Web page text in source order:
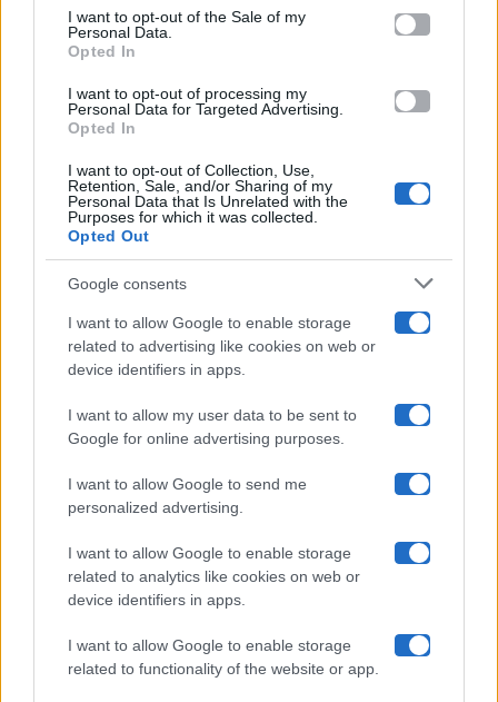
services and may gather and store information including but
not limited to your visit or usage behaviour. You may click to
grant or deny consent to Google and its third-party tags to
consent section.
I want to opt-out of the Sale of my
Personal Data.
Opted In
I want to opt-out of processing my
Personal Data for Targeted Advertising.
Opted In
I want to opt-out of Collection, Use,
Retention, Sale, and/or Sharing of my
Personal Data that Is Unrelated with the
Purposes for which it was collected.
Opted Out
Google consents
I want to allow Google to enable storage
related to advertising like cookies on web or
device identifiers in apps.
I want to allow my user data to be sent to
Google for online advertising purposes.
I want to allow Google to send me
personalized advertising.
I want to allow Google to enable storage
related to analytics like cookies on web or
device identifiers in apps.
I want to allow Google to enable storage
related to functionality of the website or app.
Programmi TV
Amici
Ballando Con Le Stelle
Grande Fratello
Isola Dei Famosi
Uomini E Donne
Maste S.r.l.
Chi siamo
Collabora con noi
Contatti
Privacy Policy